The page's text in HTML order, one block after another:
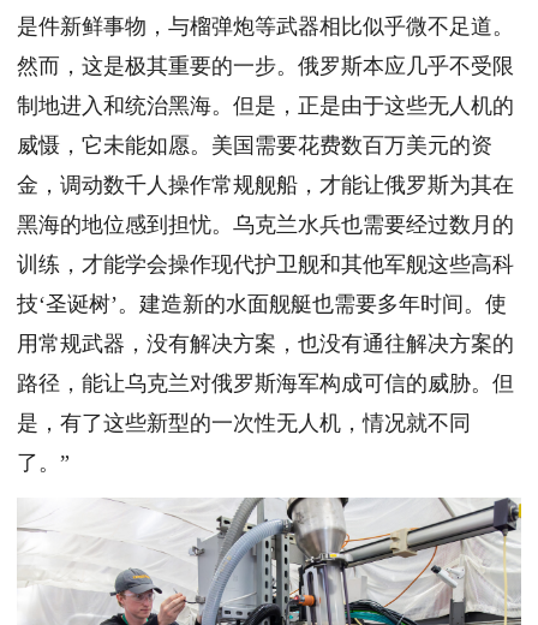
是件新鲜事物，与榴弹炮等武器相比似乎微不足道。
然而，这是极其重要的一步。俄罗斯本应几乎不受限
制地进入和统治黑海。但是，正是由于这些无人机的
威慑，它未能如愿。美国需要花费数百万美元的资
金，调动数千人操作常规舰船，才能让俄罗斯为其在
黑海的地位感到担忧。乌克兰水兵也需要经过数月的
训练，才能学会操作现代护卫舰和其他军舰这些高科
技‘圣诞树’。建造新的水面舰艇也需要多年时间。使
用常规武器，没有解决方案，也没有通往解决方案的
路径，能让乌克兰对俄罗斯海军构成可信的威胁。但
是，有了这些新型的一次性无人机，情况就不同
了。”